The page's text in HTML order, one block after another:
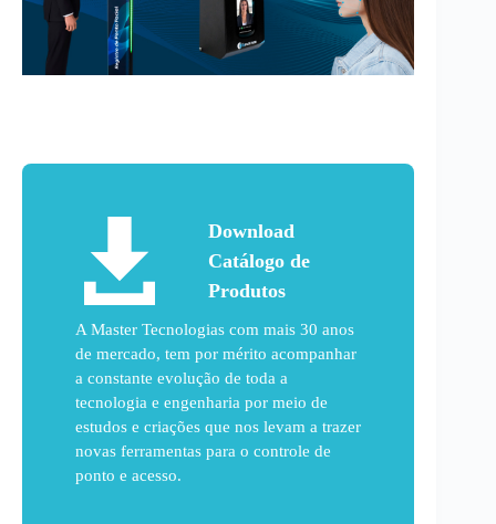
Download
Catálogo de
Produtos
A Master Tecnologias com mais 30 anos
de mercado, tem por mérito acompanhar
a constante evolução de toda a
tecnologia e engenharia por meio de
estudos e criações que nos levam a trazer
novas ferramentas para o controle de
ponto e acesso.